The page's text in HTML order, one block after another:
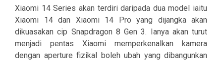
Xiaomi 14 Series akan terdiri daripada dua model iaitu
Xiaomi 14 dan Xiaomi 14 Pro yang dijangka akan
dikuasakan cip Snapdragon 8 Gen 3. Ianya akan turut
menjadi pentas Xiaomi memperkenalkan kamera
dengan aperture fizikal boleh ubah yang dibangunkan